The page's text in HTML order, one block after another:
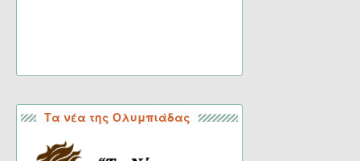
Τα νέα της Ολυμπιάδας